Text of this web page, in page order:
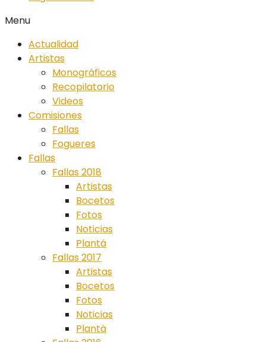
Menu
Actualidad
Artistas
Monográficos
Recopilatorio
Videos
Comisiones
Fallas
Fogueres
Fallas
Fallas 2018
Artistas
Bocetos
Fotos
Noticias
Plantá
Fallas 2017
Artistas
Bocetos
Fotos
Noticias
Plantà